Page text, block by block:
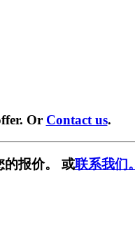
Or Contact us.
的报价。 或联系我们。